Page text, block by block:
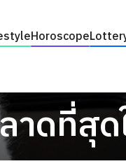
Horoscope
ดที่สุด